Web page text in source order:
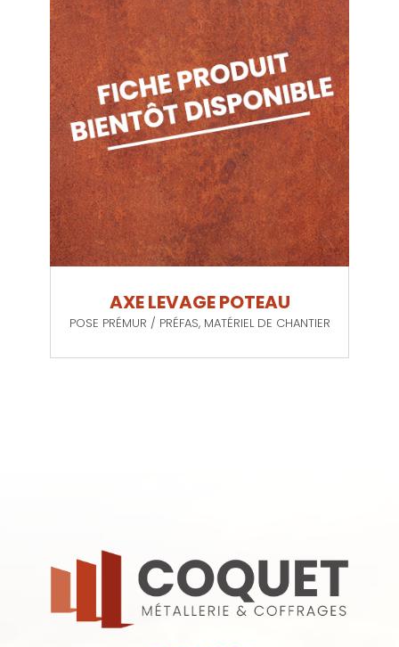
AXE LEVAGE POTEAU
POSE PRÉMUR / PRÉFAS, MATÉRIEL DE CHANTIER